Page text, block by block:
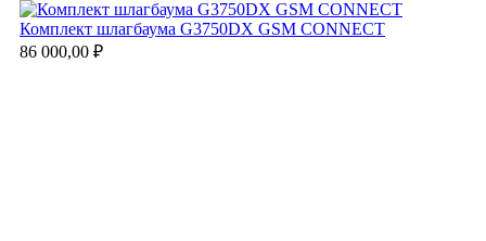
Комплект шлагбаума G3750DX GSM CONNECT
86 000,00 ₽